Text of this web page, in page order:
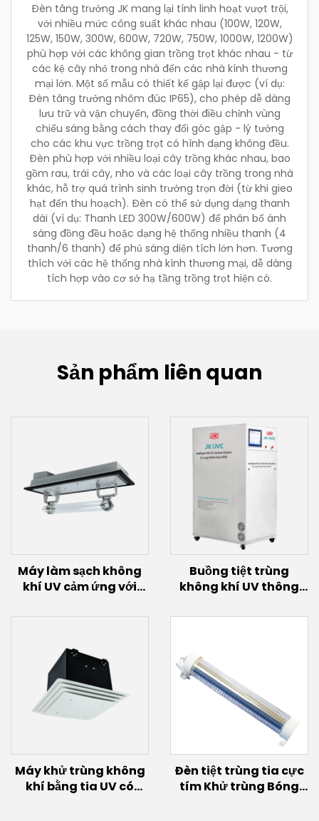
Đèn tăng trưởng JK mang lại tính linh hoạt vượt trội,
với nhiều mức công suất khác nhau (100W, 120W,
125W, 150W, 300W, 600W, 720W, 750W, 1000W, 1200W)
phù hợp với các không gian trồng trọt khác nhau - từ
các kệ cây nhỏ trong nhà đến các nhà kính thương
mại lớn. Một số mẫu có thiết kế gập lại được (ví dụ:
Đèn tăng trưởng nhôm đúc IP65), cho phép dễ dàng
lưu trữ và vận chuyển, đồng thời điều chỉnh vùng
chiếu sáng bằng cách thay đổi góc gập - lý tưởng
cho các khu vực trồng trọt có hình dạng không đều.
Đèn phù hợp với nhiều loại cây trồng khác nhau, bao
gồm rau, trái cây, nho và các loại cây trồng trong nhà
khác, hỗ trợ quá trình sinh trưởng trọn đời (từ khi gieo
hạt đến thu hoạch). Đèn có thể sử dụng dạng thanh
dài (ví dụ: Thanh LED 300W/600W) để phân bố ánh
sáng đồng đều hoặc dạng hệ thống nhiều thanh (4
thanh/6 thanh) để phủ sáng diện tích lớn hơn. Tương
thích với các hệ thống nhà kính thương mại, dễ dàng
tích hợp vào cơ sở hạ tầng trồng trọt hiện có.
Sản phẩm liên quan
Máy làm sạch không
khí UV cảm ứng với
(200W~600W)
Buồng tiệt trùng
không khí UV thông
cảm ứng
Máy khử trùng không
khí bằng tia UV có
Đèn tiệt trùng tia cực
tím Khử trùng Bóng